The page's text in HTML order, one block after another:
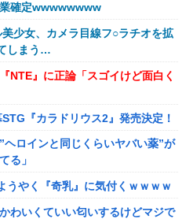
業確定wwwwwwww
美少女、カメラ目線フ○ラチオを拡
しまう…
NTE』に正論「スゴイけど面白く
『カラドリウス2』発売決定！
ヘロインと同じくらいヤバい薬”が
る」
うやく『奇乳』に気付くｗｗｗｗ
わいくていい匂いするけどマジで